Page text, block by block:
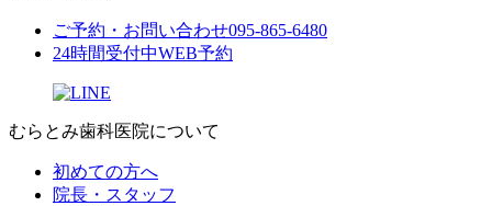
ご予約・お問い合わせ095-865-6480
24時間受付中WEB予約
むらとみ歯科医院について
初めての方へ
院長・スタッフ